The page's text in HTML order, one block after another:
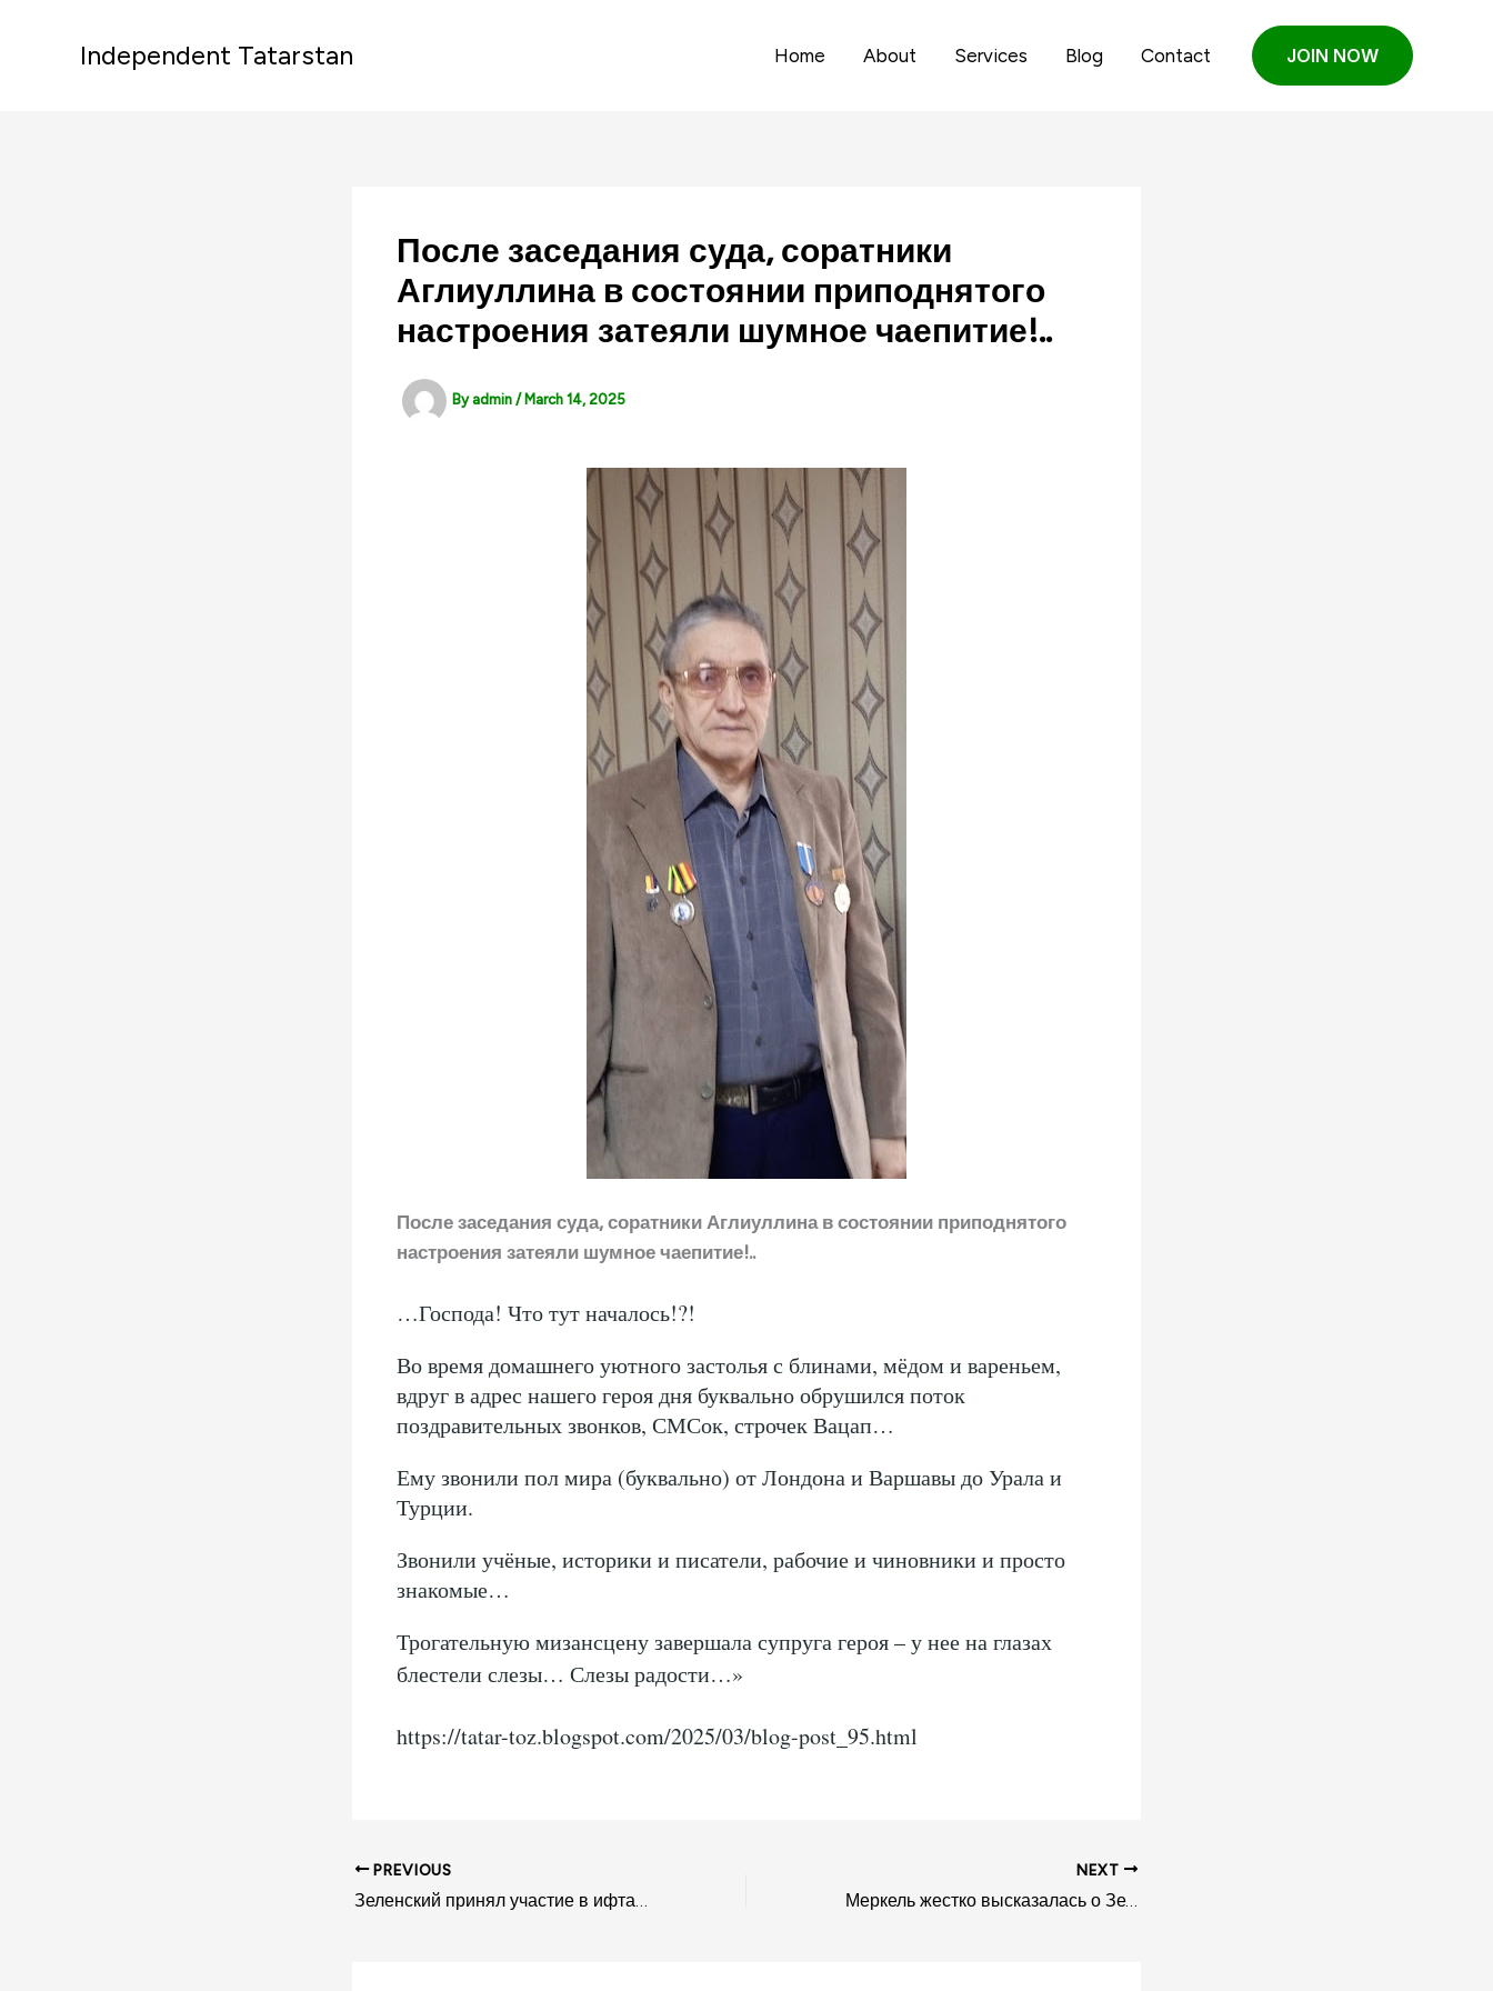
Independent Tatarstan Home About Services Blog Contact JOIN NOW
После заседания суда, соратники
Аглиуллина в состоянии приподнятого
настроения затеяли шумное чаепитие!..
Byadmin / March 14, 2025
После заседания суда, соратники Аглиуллина в состоянии приподнятого
настроения затеяли шумное чаепитие!..
…Господа! Что тут началось!?!
Во время домашнего уютного застолья с блинами, мёдом и вареньем,
вдруг в адрес нашего героя дня буквально обрушился поток
поздравительных звонков, СМСок, строчек Вацап…
Ему звонили пол мира (буквально) от Лондона и Варшавы до Урала и
Турции.
Звонили учёные, историки и писатели, рабочие и чиновники и просто
знакомые…
Трогательную мизансцену завершала супруга героя – у нее на глазах
блестели слезы… Слезы радости…»
https://tatar-toz.blogspot.com/2025/03/blog-post_95.html
PREVIOUS
Зеленский принял участие в ифтаре вместе с турецкими министрами и солдатами ВСУ
NEXT
Меркель жестко высказалась о Зеленском